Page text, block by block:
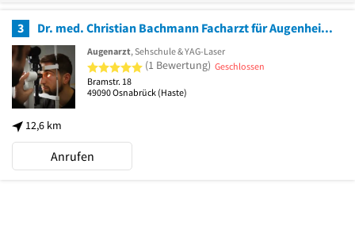
3 Dr. med. Christian Bachmann Facharzt für Augenheilkunde
12,6 km
Augenarzt, Sehschule & YAG-Laser
5 von 5 Sternen
(1 Bewertung) Geschlossen
Bramstr. 18
49090Osnabrück (Haste)
Anrufen